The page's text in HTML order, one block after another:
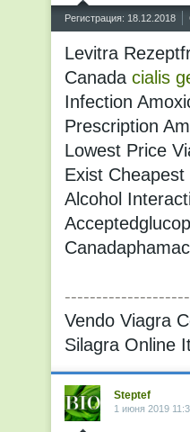
Регистрация: 18.12.2018
Levitra
Canada cialis
Infection
Prescription
Lowest Price
Exist
Alcohol
--------------------
Vendo Viagra
Silagra Online
Steptef
1 июня 2019